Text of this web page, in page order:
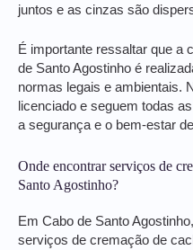
juntos e as cinzas são
É importante ressaltar que a
de Santo Agostinho é
normas legais e ambientais.
licenciado e seguem todas
a segurança e o bem-estar
Onde encontrar serviços de
Santo Agostinho?
Em Cabo de Santo
serviços de cremação de